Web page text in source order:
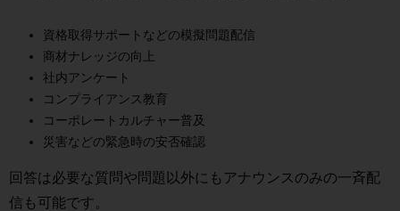
資格取得サポートなどの模擬問題配信
商材ナレッジの向上
社内アンケート
コンプライアンス教育
コーポレートカルチャー普及
災害などの緊急時の安否確認
回答は必要な質問や問題以外にもアナウンスのみの一斉配
信も可能です。